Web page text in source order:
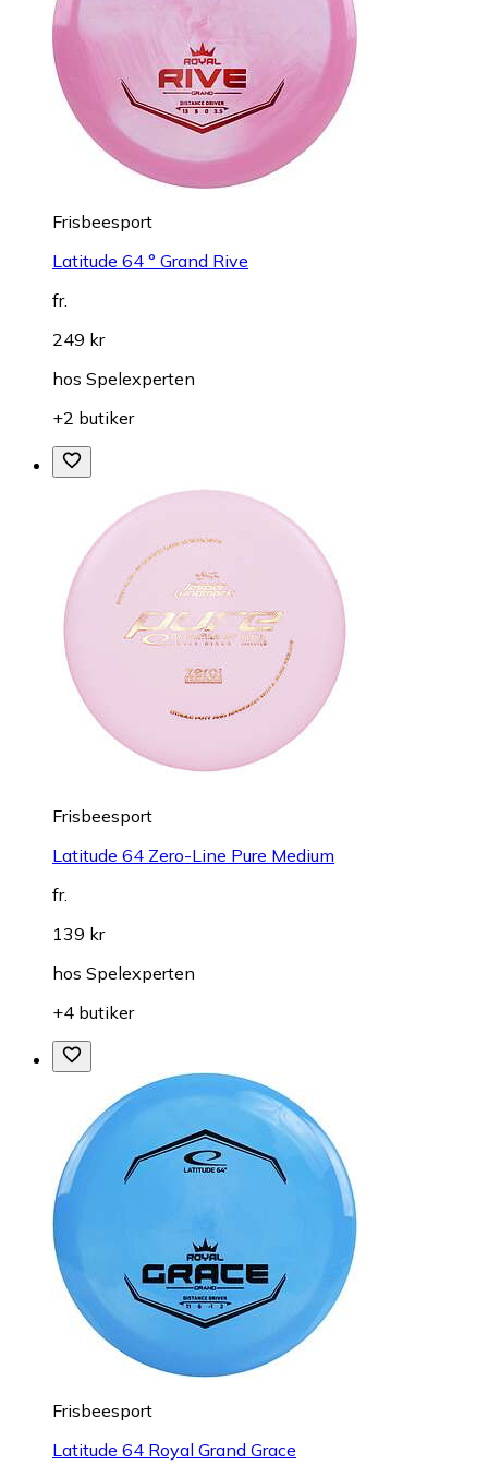
Frisbeesport
Latitude 64 ° Grand Rive
fr.
249 kr
hos Spelexperten
+2 butiker
Frisbeesport
Latitude 64 Zero-Line Pure Medium
fr.
139 kr
hos Spelexperten
+4 butiker
Frisbeesport
Latitude 64 Royal Grand Grace